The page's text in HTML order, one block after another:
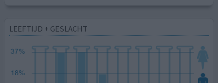
LEEFTIJD + GESLACHT